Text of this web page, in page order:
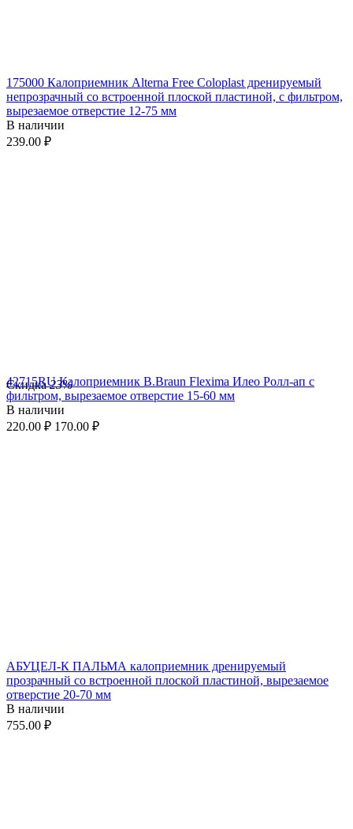
175000 Калоприемник Alterna Free Coloplast дренируемый
непрозрачный со встроенной плоской пластиной, с фильтром,
вырезаемое отверстие 12-75 мм
В наличии
239.00 ₽
Скидка23%
42715RU Калоприемник B.Braun Flexima Илео Ролл-ап с
фильтром, вырезаемое отверстие 15-60 мм
В наличии
220.00 ₽ 170.00 ₽
АБУЦЕЛ-К ПАЛЬМА калоприемник дренируемый
прозрачный со встроенной плоской пластиной, вырезаемое
отверстие 20-70 мм
В наличии
755.00 ₽